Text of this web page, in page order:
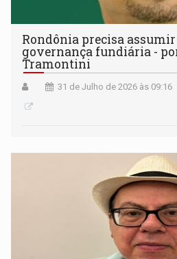
Rondônia precisa
governança fundiária -
Tramontini
31 de Julho de 2026 às 09:16